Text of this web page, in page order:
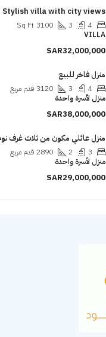
Stylish villa with city views
3100
Sq Ft
VILLA
SAR32,000,000
منزل فاخر للبيع
3120 قدم مربع
منزل لأسرة واحدة
SAR38,000,000
منزل عائلي مكون من ثلاث غرف نوم
2890 قدم مربع
منزل لأسرة واحدة
SAR29,000,000